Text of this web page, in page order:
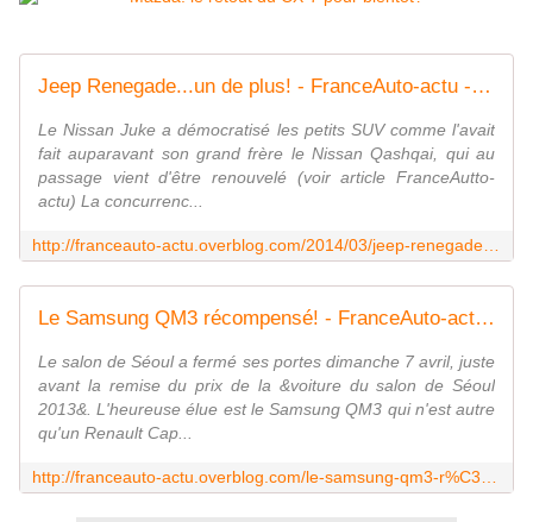
Jeep Renegade...un de plus! - FranceAuto-actu - actualité automobile en France et à l'étranger
Le Nissan Juke a démocratisé les petits SUV comme l'avait
fait auparavant son grand frère le Nissan Qashqai, qui au
passage vient d'être renouvelé (voir article FranceAutto-
actu) La concurrenc...
Le Samsung QM3 récompensé! - FranceAuto-actu - actualité automobile en France et à l'étranger
Le salon de Séoul a fermé ses portes dimanche 7 avril, juste
avant la remise du prix de la &voiture du salon de Séoul
2013&. L'heureuse élue est le Samsung QM3 qui n'est autre
qu'un Renault Cap...